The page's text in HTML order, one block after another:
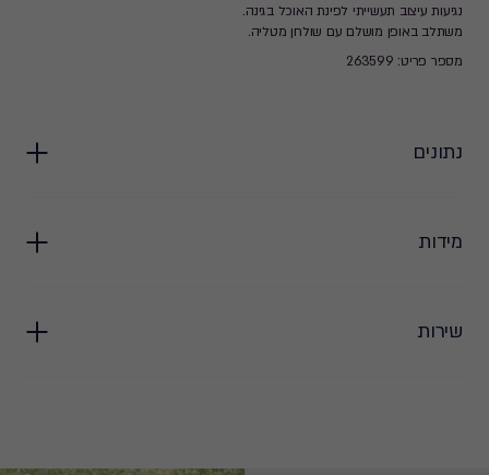
נגיעות עיצוב תעשייתי לפינת האוכל בגינה.
משתלב באופן מושלם עם שולחן מטליה.
מספר פריט: 263599
נתונים
מידות
שירות